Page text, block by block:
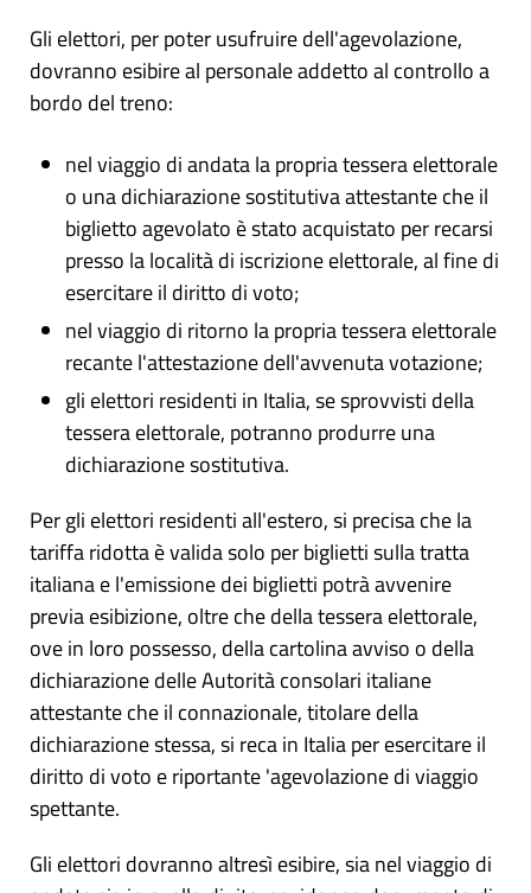
Gli elettori, per poter usufruire dell'agevolazione,
dovranno esibire al personale addetto al controllo a
bordo del treno:
nel viaggio di andata la propria tessera elettorale
o una dichiarazione sostitutiva attestante che il
biglietto agevolato è stato acquistato per recarsi
presso la località di iscrizione elettorale, al fine di
esercitare il diritto di voto;
nel viaggio di ritorno la propria tessera elettorale
recante l'attestazione dell'avvenuta votazione;
gli elettori residenti in Italia, se sprovvisti della
tessera elettorale, potranno produrre una
dichiarazione sostitutiva.
Per gli elettori residenti all'estero, si precisa che la
tariffa ridotta è valida solo per biglietti sulla tratta
italiana e l'emissione dei biglietti potrà avvenire
previa esibizione, oltre che della tessera elettorale,
ove in loro possesso, della cartolina avviso o della
dichiarazione delle Autorità consolari italiane
attestante che il connazionale, titolare della
dichiarazione stessa, si reca in Italia per esercitare il
diritto di voto e riportante 'agevolazione di viaggio
spettante.
Gli elettori dovranno altresì esibire, sia nel viaggio di